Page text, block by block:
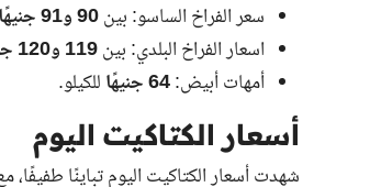
سعر الفراخ الساسو: بين90 و91 جنيهًا
اسعار الفراخ البلدي: بين119 و120 جنيهًا
أمهات أبيض:64 جنيهًا للكيلو.
أسعار الكتاكيت اليوم
شهدت أسعار الكتاكيت اليوم تباينًا